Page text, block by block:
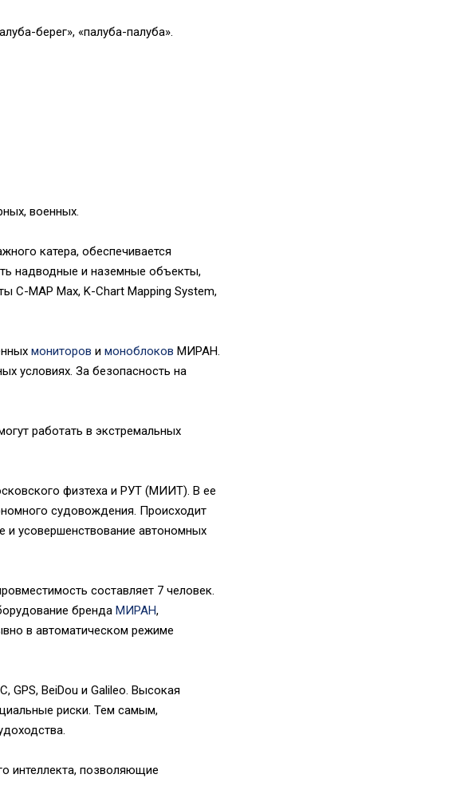
берег», «палуба-палуба».
военных.
катера, обеспечивается
надводные и наземные объекты,
C-MAP Max, K-Chart Mapping System,
мониторов и моноблоков МИРАН.
условиях. За безопасность на
работать в экстремальных
физтеха и РУТ (МИИТ). В ее
судовождения. Происходит
и усовершенствование автономных
составляет 7 человек.
бренда МИРАН,
в автоматическом режиме
GPS, BeiDou и Galileo. Высокая
риски. Тем самым,
интеллекта, позволяющие